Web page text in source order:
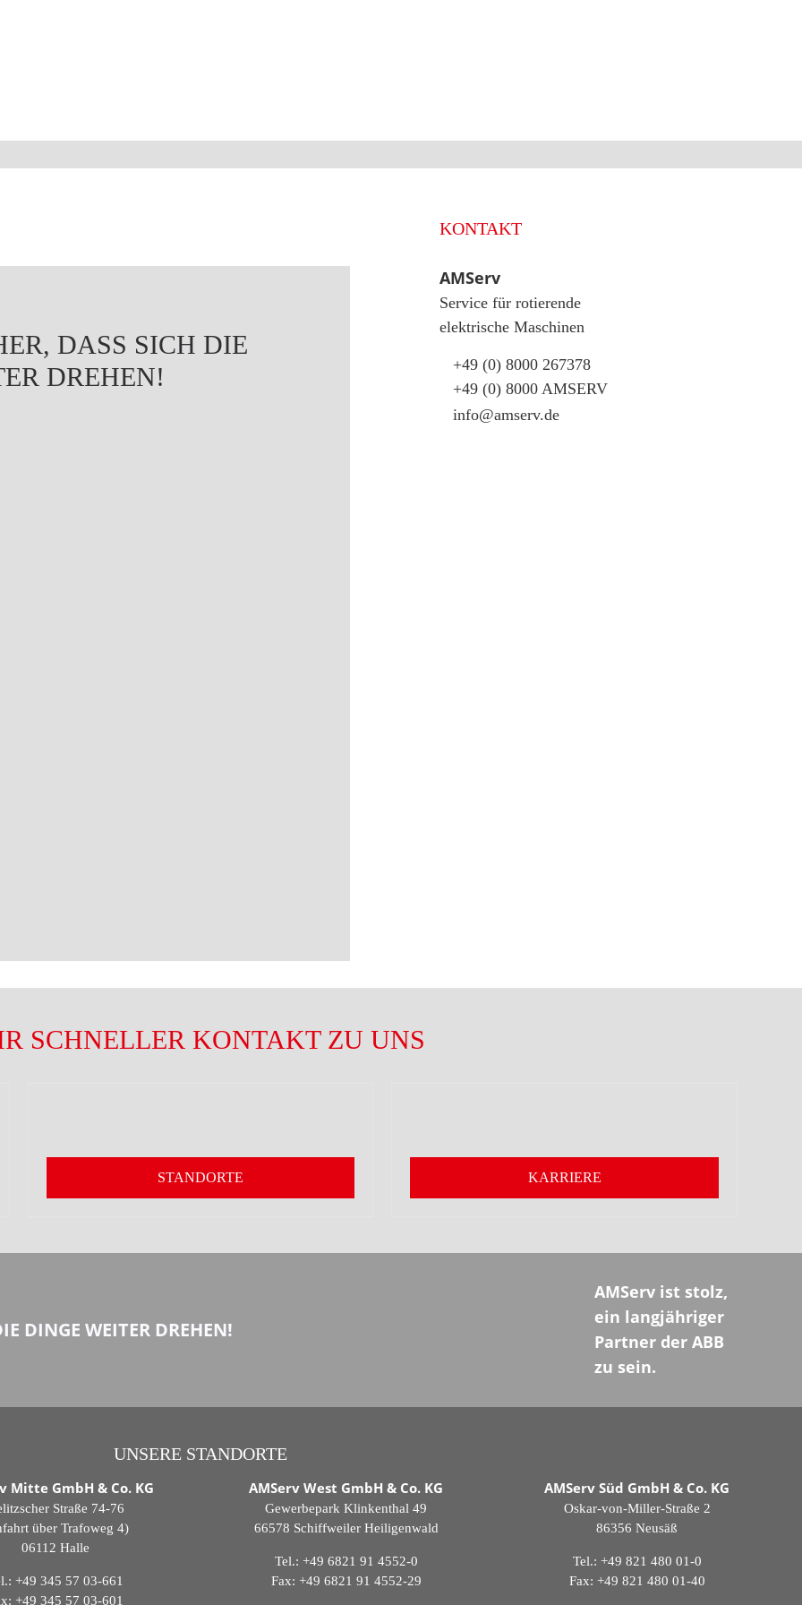
KONTAKT
DASS SICH DIE
DREHEN!
AMServ
Service für rotierende
elektrische Maschinen
+49 (0) 8000 267378
+49 (0) 8000 AMSERV
info@amserv.de
SCHNELLER KONTAKT ZU UNS
STANDORTE KARRIERE
DINGE WEITER DREHEN!
AMServ ist stolz,
ein langjähriger
Partner der ABB
zu sein.
UNSERE STANDORTE
Mitte GmbH & Co. KG
Straße 74-76
über Trafoweg 4)
06112 Halle
+49 345 57 03-661
+49 345 57 03-601
AMServ West GmbH & Co. KG
Gewerbepark Klinkenthal 49
66578 Schiffweiler Heiligenwald
Tel.: +49 6821 91 4552-0
Fax: +49 6821 91 4552-29
AMServ Süd GmbH & Co. KG
Oskar-von-Miller-Straße 2
86356 Neusäß
Tel.: +49 821 480 01-0
Fax: +49 821 480 01-40